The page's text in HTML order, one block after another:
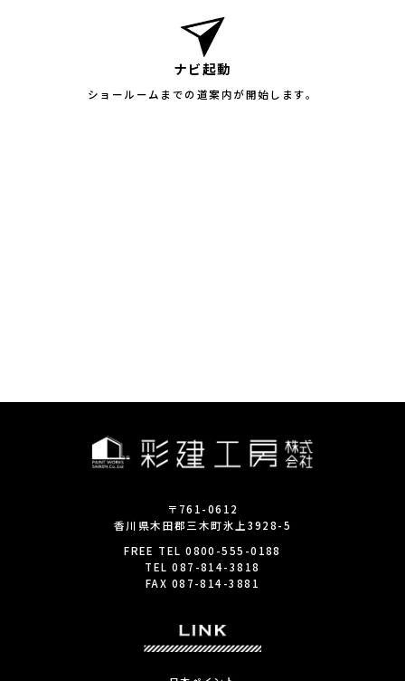
ナビ起動
ショールームまでの道案内が開始します。
〒761-0612
香川県木田郡三木町氷上3928-5
FREE TEL0800-555-0188
TEL087-814-3818
FAX 087-814-3881